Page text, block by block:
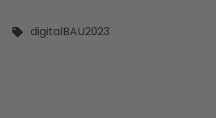
digitalBAU2023